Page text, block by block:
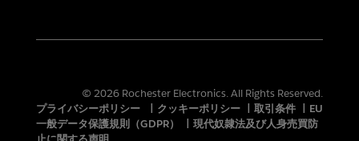
© 2026 Rochester Electronics. All Rights Reserved.
プライバシーポリシー
クッキーポリシー 取引条件
EU
一般データ保護規則（GDPR）
現代奴隷法及び人身売買防